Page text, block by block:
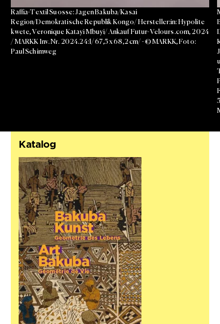
Raffia-Textil Suosse: Jagen Bakuba/Kasai
Region/Demokratische Republik Kongo/ Hersteller:in: Hypolite
kwete, Veronique Katayi Mbuyi/ Ankauf Futur-Velours.com, 2024
/ MARKK Inv. Nr. 2024.24:1/ 67,5 x 68,2 cm/ - © MARKK, Foto:
Paul Schimweg
Katalog